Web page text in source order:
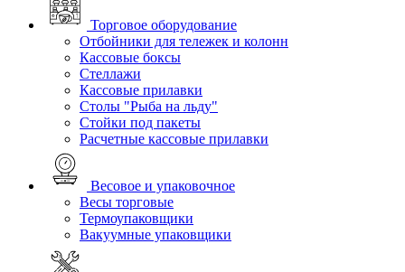
Торговое оборудование
Отбойники для тележек и колонн
Кассовые боксы
Стеллажи
Кассовые прилавки
Столы "Рыба на льду"
Стойки под пакеты
Расчетные кассовые прилавки
Весовое и упаковочное
Весы торговые
Термоупаковщики
Вакуумные упаковщики